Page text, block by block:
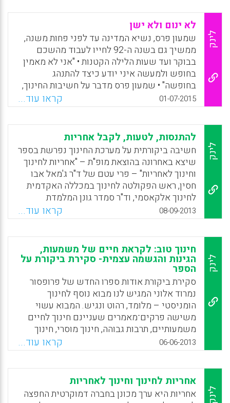
הילדים, אבל אין עוררין רבים גם על תפקיד בית
הספר בעיצוב דמותו הערכית של האדם. מאמר זה
בא להציג טענה קשה: בית הספר מעמיד את הילד
בפני מצבים חסרי מוצא שבכדי לשרוד אותם
חייב הילד לגייס דרכי פעולה שבמודע אינן
הולמות את התפישה המוסרית שלו (חנן יניב).
WhatsApp
Facebook
Email
X
לינק
לא ינום ולא ישן
שמעון פרס, נשיא המדינה עד לפני פחות משנה,
ממשיך גם בשנה ה-92 לחייו לעבוד מהשכם
בבוקר ועד שעות הלילה הקטנות • "אני לא מאמין
בחופש ולמעשה איני יודע כיצד להתנהג
בחופשה" • שמעון פרס מדבר על חשיבות החינוך,
על גילויי הגזענות והאלימות, הצורך בסובלנות,
התקווה שלא אבדה לשלום אזורי ומה צריך
לעשות כדי שלמדינת ישראל יהיו עוד זוכים
בפרס נובל (גד ליאור).
WhatsApp
Facebook
Email
X
01-07-2015 קראו עוד...
לינק
להתנסות, לטעות, לקבל אחריות
חשיבה ביקורתית על מערכת החינוך נפרשת בספר
שיצא באחרונה בהוצאת מופ"ת – "אחריות לחינוך
וחינוך לאחריות" – פרי עטם של ד"ר ג'מאל אבו
חסין, ראש הפקולטה לחינוך במכללה האקדמית
לחינוך אלקאסמי, וד"ר סמדר גונן המלמדת
פילוסופיה באלקאסמי ובמרכז האקדמי לעיצוב
ולחינוך ויצ"ו-חיפה. התמקדות הספר היא בנושא
האחריות, כשהטענה המרכזית היא שהנושא –
ערך יסוד בחברה דמוקרטית – אינו נדון כראוי
במערכת החינוך ולמעשה אף אינו מהווה יעד
חינוכי (נגה שביט-רז).
WhatsApp
Facebook
Email
X
08-09-2013 קראו עוד...
לינק
חינוך טוב: לקראת חיים של משמעות,
הגינות והגשמה עצמית- סקירת ביקורת על
הספר
סקירת ביקורת אודות ספרו החדש של פרופסור
נמרוד אלוני המגיש לנו מבוא נוסף לחינוך
הומניסטי – מלומד, רהוט ונגיש. המבוא עשוי
משישה פרקים־מאמרים שעניינם חינוך לחיים
משמעותיים, תרבות גבוהה, חינוך מוסרי, חינוך
לאזרחות, מורים טובים וחינוך הומניסטי הלכה
למעשה. אלוני הוא הפרזנטור של החינוך
ההומניסטי בארץ ואלמלא קולו החזק והצלול,
אנשי חינוך ואנשים אחרים היו סבורים שהחינוך
הקיים, המכשיר את התלמידים לחברה יצרנית
06-06-2013 קראו עוד...
לינק
אחריות לחינוך וחינוך לאחריות
אחריות היא ערך מכונן בחברה דמוקרטית החפצה